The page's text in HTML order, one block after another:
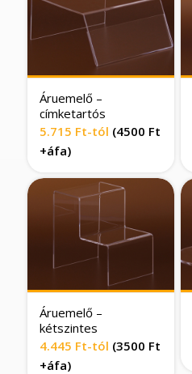
Áruemelő –
címketartós
5.715 Ft-tól (4500 Ft
+áfa)
Áruemelő –
kétszintes
4.445 Ft-tól (3500 Ft
+áfa)